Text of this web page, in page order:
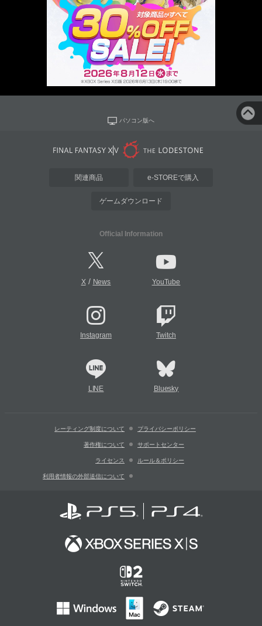
パソコン版へ
関連商品 e-STOREで購入
ゲームダウンロード
Official Information
X/ News YouTube
Instagram Twitch
LINE Bluesky
レーティング制度について プライバシーポリシー
著作権について サポートセンター
ライセンス ルール＆ポリシー
利用者情報の外部送信について